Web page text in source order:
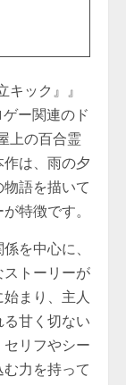
キック』』
ー関連のド
上の百合霊
は、雨の夕
語を描いて
特徴です。
を中心に、
トーリーが
まり、主人
甘く切ない
リフやシー
力を持って